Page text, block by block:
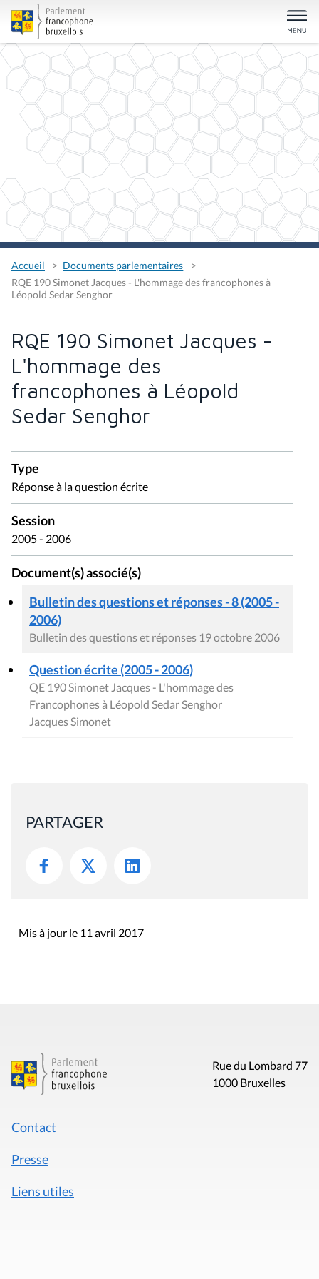
Accueil
Documents parlementaires
RQE 190 Simonet Jacques - L'hommage des francophones à
Léopold Sedar Senghor
RQE 190 Simonet Jacques -
L'hommage des
francophones à Léopold
Sedar Senghor
Type
Réponse à la question écrite
Session
2005 - 2006
Document(s) associé(s)
Bulletin des questions et réponses - 8 (2005 -
2006)
Bulletin des questions et réponses 19 octobre 2006
Question écrite (2005 - 2006)
QE 190 Simonet Jacques - L'hommage des
Francophones à Léopold Sedar Senghor
Jacques Simonet
PARTAGER
Mis à jour le 11 avril 2017
Rue du Lombard 77
1000 Bruxelles
Contact
Presse
Liens utiles